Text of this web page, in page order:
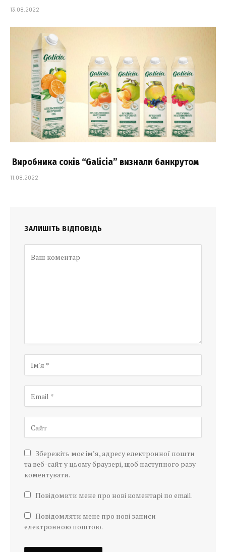
13.08.2022
Виробника соків “Galicia” визнали банкрутом
11.08.2022
ЗАЛИШІТЬ ВІДПОВІДЬ
Збережіть моє ім’я, адресу електронної пошти
та веб-сайт у цьому браузері, щоб наступного разу
коментувати.
Повідомити мене про нові коментарі по email.
Повідомляти мене про нові записи
електронною поштою.